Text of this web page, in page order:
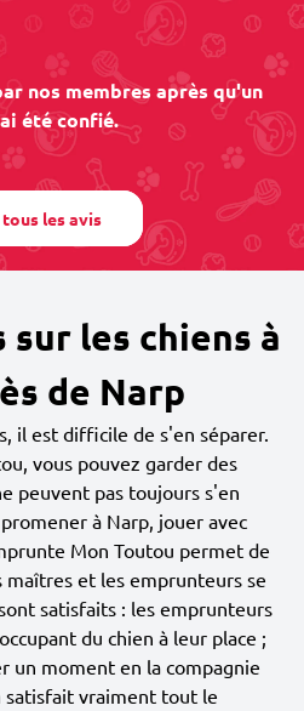
nos membres après qu'un
été confié.
les avis
les chiens à
de Narp
il est difficile de s'en séparer.
vous pouvez garder des
peuvent pas toujours s'en
à Narp, jouer avec
Mon Toutou permet de
maîtres et les emprunteurs se
satisfaits : les emprunteurs
du chien à leur place ;
un moment en la compagnie
vraiment tout le